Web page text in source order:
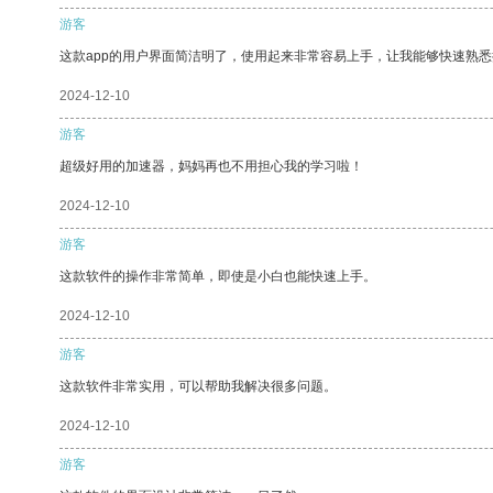
游客
这款app的用户界面简洁明了，使用起来非常容易上手，让我能够快速熟
2024-12-10
游客
超级好用的加速器，妈妈再也不用担心我的学习啦！
2024-12-10
游客
这款软件的操作非常简单，即使是小白也能快速上手。
2024-12-10
游客
这款软件非常实用，可以帮助我解决很多问题。
2024-12-10
游客